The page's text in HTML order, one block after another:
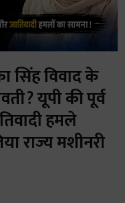
सिंह विवाद के
यूपी की पूर्व
हमले
राज्य मशीनरी